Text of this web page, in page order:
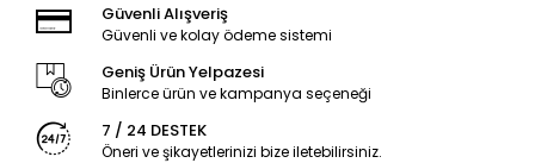
Güvenli Alışveriş
Güvenli ve kolay ödeme sistemi
Geniş Ürün Yelpazesi
Binlerce ürün ve kampanya seçeneği
7 / 24 DESTEK
Öneri ve şikayetlerinizi bize iletebilirsiniz.